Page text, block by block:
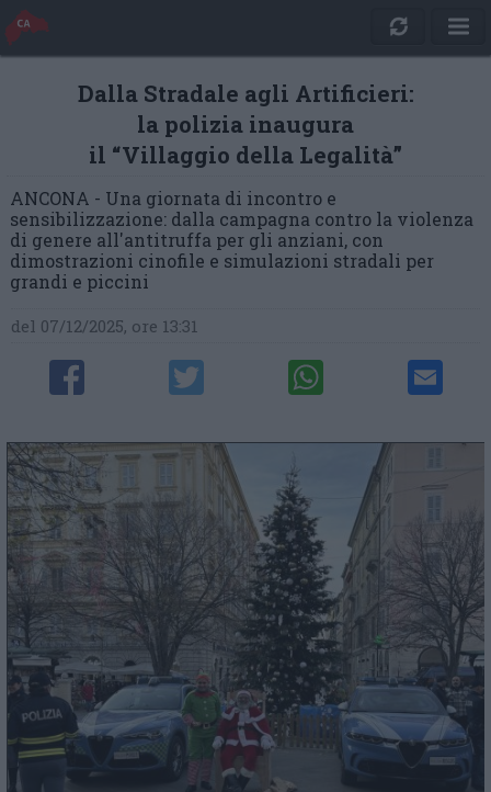
Dalla Stradale agli Artificieri:
la polizia inaugura
il “Villaggio della Legalità”
ANCONA - Una giornata di incontro e
sensibilizzazione: dalla campagna contro la violenza
di genere all'antitruffa per gli anziani, con
dimostrazioni cinofile e simulazioni stradali per
grandi e piccini
del 07/12/2025, ore 13:31